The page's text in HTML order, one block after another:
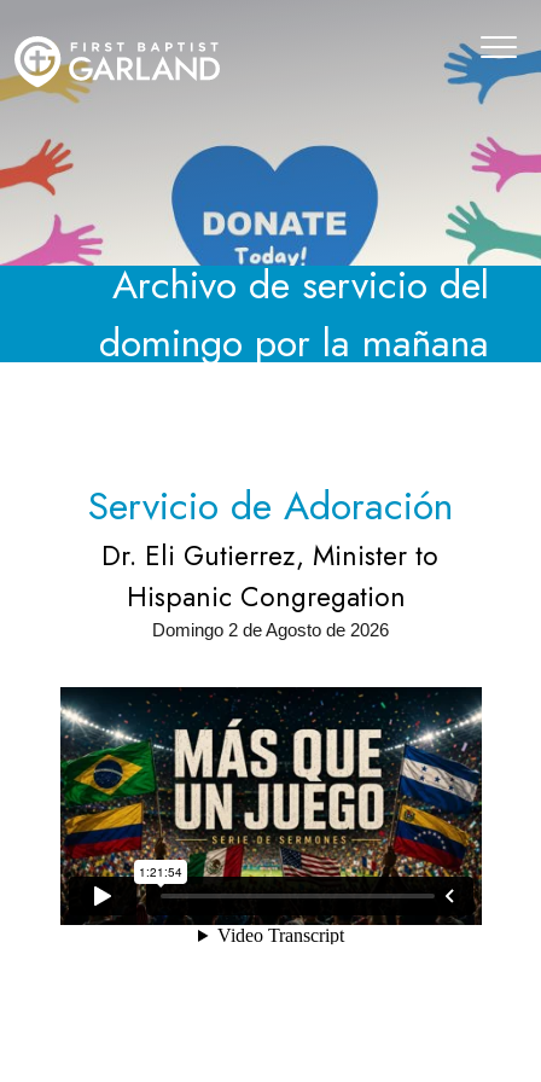
Archivo de servicio del
domingo por la mañana
Servicio de Adoración
Dr. Eli Gutierrez, Minister to
Hispanic Congregation
Domingo 2 de Agosto de 2026